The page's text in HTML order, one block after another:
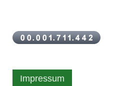
Impressum